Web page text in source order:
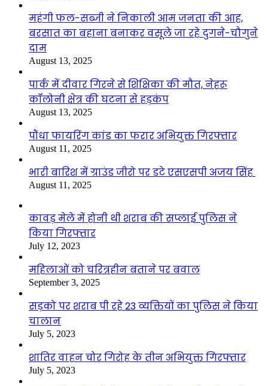
महंगी फल-सब्जी ने निकाली आम जनता की आह,
बरसात का बहाना बनाकर वसूले जा रहे दुगने-चौगुने
दाम
August 13, 2025
पार्क में दीवार गिरने से शिक्षिका की मौत, नेहरू
कॉलोनी क्षेत्र की घटना से हड़कंप
August 13, 2025
पौंधा फायरिंग कांड का फरार अभियुक्त गिरफ्तार
August 11, 2025
भारी बारिश में ग्राउंड जीरो पर डटे एसएसपी अजय सिंह
August 11, 2025
कावड़ मेले में होनी थी शराब की सप्लाई पुलिस ने
किया गिरफ्तार
July 12, 2023
महिलाओं को चरित्रहीन बताने पर बवाल
September 3, 2025
सड़को पर शराब पी रहे 23 व्यक्तियों का पुलिस ने किया
चालान
July 5, 2023
शातिर वाहन चोर गिरोह के तीन अभियुक्त गिरफ्तार
July 5, 2023